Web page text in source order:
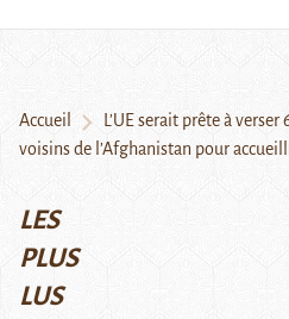
Accueil
L’UE serait prête à
voisins de l’Afghanistan pour
LES
PLUS
LUS